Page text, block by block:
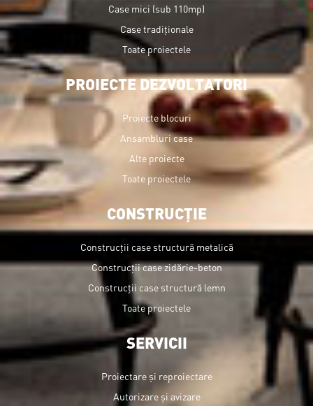
Case mici (sub 110mp)
Case tradiționale
Toate proiectele
PROIECTE DEZVOLTATORI
Proiecte blocuri
Ansambluri case
Alte proiecte
Toate proiectele
CONSTRUCȚIE
Construcții case structură metalică
Construcții case zidărie-beton
Construcții case structură lemn
Toate proiectele
SERVICII
Proiectare și reproiectare
Autorizare și avizare